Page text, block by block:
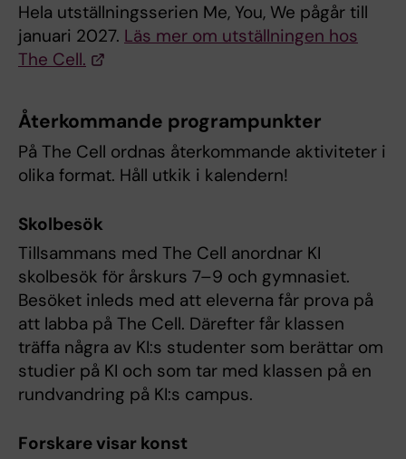
Hela utställningsserien Me, You, We pågår till
januari 2027. Läs mer om utställningen hos
The Cell.
Återkommande programpunkter
På The Cell ordnas återkommande aktiviteter i
olika format. Håll utkik i kalendern!
Skolbesök
Tillsammans med The Cell anordnar KI
skolbesök för årskurs 7–9 och gymnasiet.
Besöket inleds med att eleverna får prova på
att labba på The Cell. Därefter får klassen
träffa några av KI:s studenter som berättar om
studier på KI och som tar med klassen på en
rundvandring på KI:s campus.
Forskare visar konst